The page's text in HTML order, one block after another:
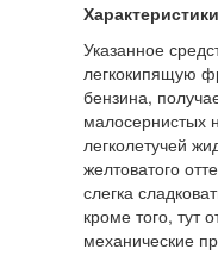
Характеристики
Указанное
легкокипящую
бензина,
малосернистых
легколетучей
желтоватого
слегка
кроме того, тут
механические